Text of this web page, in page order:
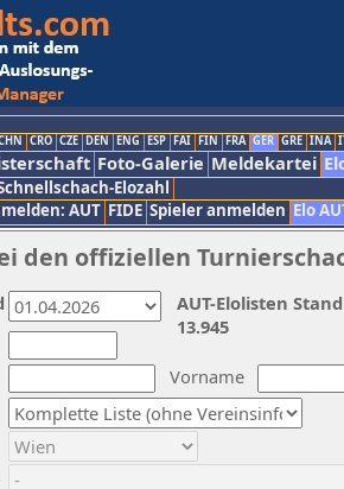
CRO CZE DEN ENG ESP FAI FIN FRA GER GRE INA
Foto-Galerie Meldekartei
Elozahl
AUT FIDE Spieler anmelden Elo
den offiziellen
Vorname
AUT-Elolisten
13.945